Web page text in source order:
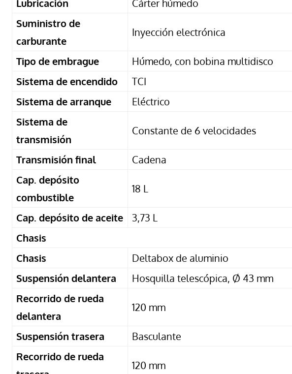
Lubricación
Cárter húmedo
Suministro de
carburante
Inyección electrónica
Tipo de embrague
Húmedo, con bobina multidisco
Sistema de encendido
TCI
Sistema de arranque
Eléctrico
Sistema de
transmisión
Constante de 6 velocidades
Transmisión final
Cadena
Cap. depósito
combustible
18 L
Cap. depósito de aceite
3,73 L
Chasis
Chasis
Deltabox de aluminio
Suspensión delantera
Hosquilla telescópica, Ø 43 mm
Recorrido de rueda
delantera
120 mm
Suspensión trasera
Basculante
Recorrido de rueda
120 mm